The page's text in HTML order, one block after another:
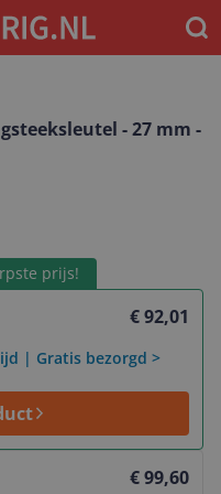
- 27 mm -
prijs!
€ 92,01
| Gratis bezorgd >
€ 99,60